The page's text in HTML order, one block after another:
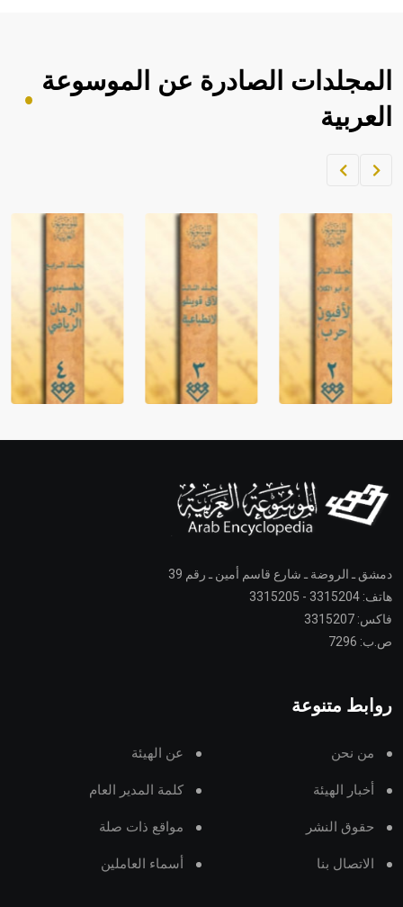
المجلدات الصادرة عن الموسوعة
العربية
دمشق ـ الروضة ـ شارع قاسم أمين ـ رقم 39
هاتف: 3315204 - 3315205
فاكس: 3315207
ص.ب: 7296
روابط متنوعة
من نحن عن الهيئة
أخبار الهيئة كلمة المدير العام
حقوق النشر مواقع ذات صلة
الاتصال بنا أسماء العاملين